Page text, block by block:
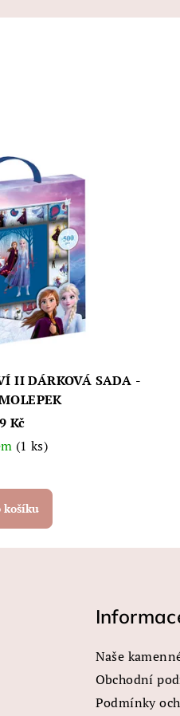
II DÁRKOVÁ SADA -
Kč
(1 ks)
košíku
Naše
Obchodní
Podmínky